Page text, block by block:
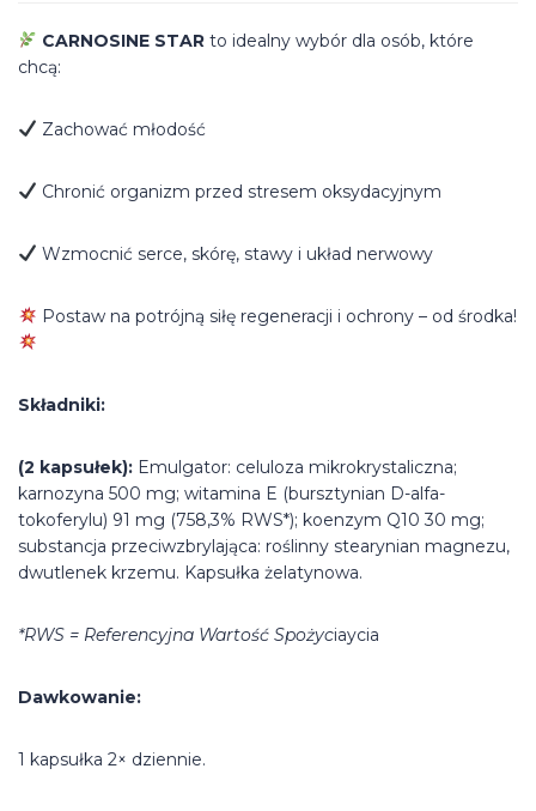
CARNOSINE STARto idealny wybór dla osób, które
chcą:
Zachować młodość
Chronić organizm przed stresem oksydacyjnym
Wzmocnić serce, skórę, stawy i układ nerwowy
Postaw na potrójną siłę regeneracji i ochrony – od środka!
Składniki:
(2 kapsułek): Emulgator: celuloza mikrokrystaliczna;
karnozyna 500 mg; witamina E (bursztynian D-alfa-
tokoferylu) 91 mg (758,3% RWS*); koenzym Q10 30 mg;
substancja przeciwzbrylająca: roślinny stearynian magnezu,
dwutlenek krzemu. Kapsułka żelatynowa.
*RWS = Referencyjna Wartość Spożyciaycia
Dawkowanie:
1 kapsułka 2× dziennie.